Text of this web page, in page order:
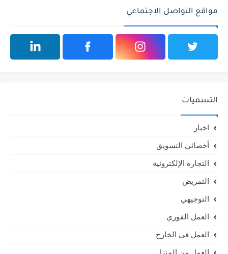
مواقع التواصل الإجتماعي
التسميات
اخبار
أخصائي التسويق
التجارة الإلكترونية
التمريض
التوجيهي
العمل الفوري
العمل في الخارج
العمل من المنزل